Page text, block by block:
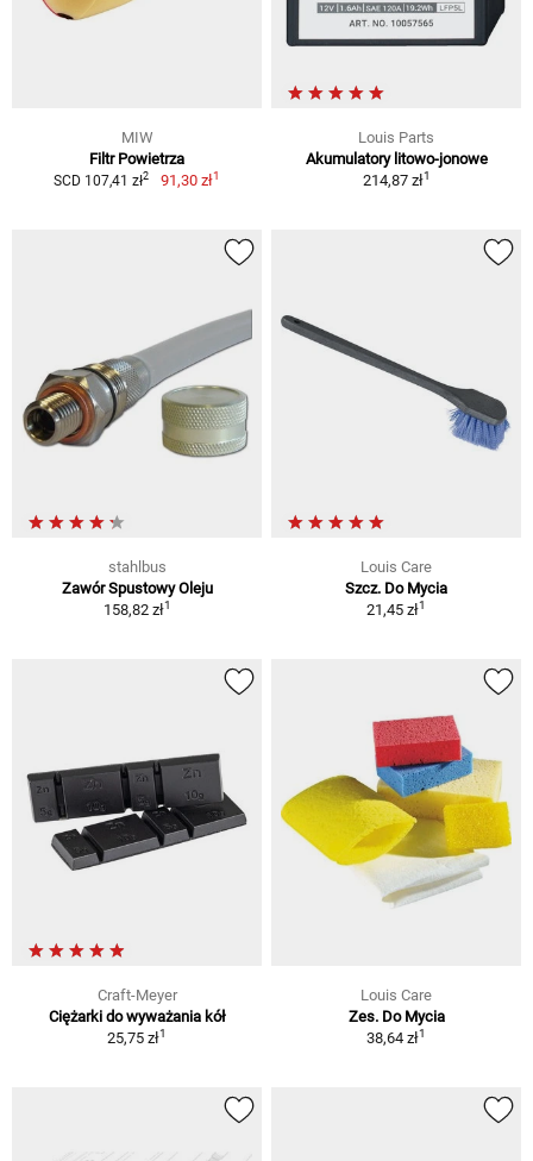
MIW
Filtr Powietrza
SCD 107,41 zł2 91,30 zł1
Louis Parts
Akumulatory litowo-jonowe
214,87 zł1
stahlbus
Zawór Spustowy Oleju
158,82 zł1
Louis Care
Szcz. Do Mycia
21,45 zł1
Craft-Meyer
Ciężarki do wyważania kół
25,75 zł1
Louis Care
Zes. Do Mycia
38,64 zł1